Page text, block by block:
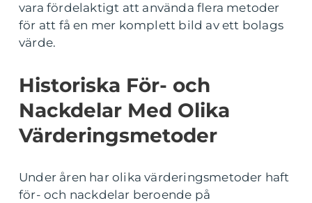
vara fördelaktigt att använda flera metoder
för att få en mer komplett bild av ett bolags
värde.
Historiska För- och
Nackdelar Med Olika
Värderingsmetoder
Under åren har olika värderingsmetoder haft
för- och nackdelar beroende på